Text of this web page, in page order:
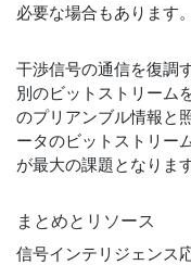
必要な場合もあります。
干渉信号の通信を復調
別のビットストリーム
のプリアンブル情報と
ータのビットストリー
が最大の課題となります
まとめと リソース
信号インテリジェンス